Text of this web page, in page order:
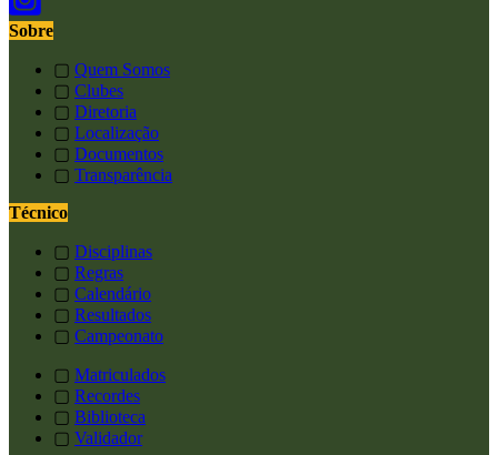
Sobre
▢ Quem Somos
▢ Clubes
▢ Diretoria
▢ Localização
▢ Documentos
▢ Transparência
Técnico
▢ Disciplinas
▢ Regras
▢ Calendário
▢ Resultados
▢ Campeonato
▢ Matriculados
▢ Recordes
▢ Biblioteca
▢ Validador